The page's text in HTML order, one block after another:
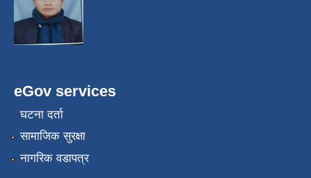
eGov services
घटना दर्ता
सामाजिक सुरक्षा
नागरिक वडापत्र